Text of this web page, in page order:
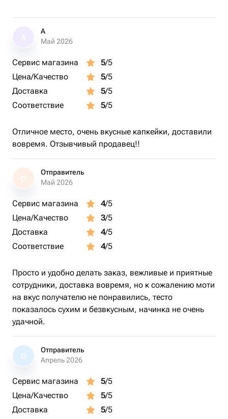
создают эффект настоящего сюрприза. Даже до
открытия упаковки видно, что этот подарок особенный!
А
Май 2026
Сервис магазина 5/5
Цена/Качество
5/5
Доставка
5/5
Соответствие
5/5
Отличное место, очень вкусные капкейки, доставили
вовремя. Отзывчивый продавец!!
О
Отправитель
Май 2026
Сервис магазина 4/5
Цена/Качество
3/5
Доставка
4/5
Соответствие
4/5
Просто и удобно делать заказ, вежливые и приятные
сотрудники, доставка вовремя, но к сожалению моти
на вкус получателю не понравились, тесто
показалось сухим и безвкусным, начинка не очень
удачной.
О
Отправитель
Апрель 2026
Сервис магазина 5/5
Цена/Качество
5/5
Доставка
5/5